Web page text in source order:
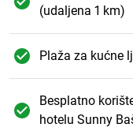
(udaljena 1 km)
Plaža za kućne
Besplatno
hotelu Sunny